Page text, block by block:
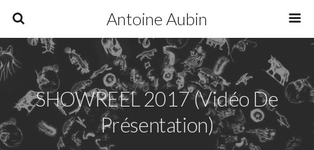
Antoine Aubin
SHOWREEL 2017 (vidéo De
Présentation)